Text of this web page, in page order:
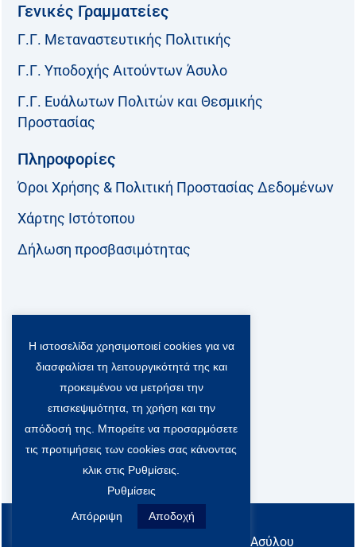
Γενικές Γραμματείες
Γ.Γ. Μεταναστευτικής Πολιτικής
Γ.Γ. Υποδοχής Αιτούντων Άσυλο
Γ.Γ. Ευάλωτων Πολιτών και Θεσμικής
Προστασίας
Πληροφορίες
Όροι Χρήσης & Πολιτική Προστασίας Δεδομένων
Χάρτης Ιστότοπου
Δήλωση προσβασιμότητας
F
a
o
k
T
w
i
t
t
e
r
-
x
c
L
i
n
k
e
d
i
n
Y
o
u
t
u
b
e
Viber Community:
All rights reserved
@ Υπουργείο Μετανάστευσης & Ασύλου
Η ιστοσελίδα χρησιμοποιεί cookies για να
διασφαλίσει τη λειτουργικότητά της και
προκειμένου να μετρήσει την
επισκεψιμότητα, τη χρήση και την
απόδοσή της. Μπορείτε να προσαρμόσετε
τις προτιμήσεις των cookies σας κάνοντας
κλικ στις Ρυθμίσεις.
Ρυθμίσεις
Απόρριψη Αποδοχή